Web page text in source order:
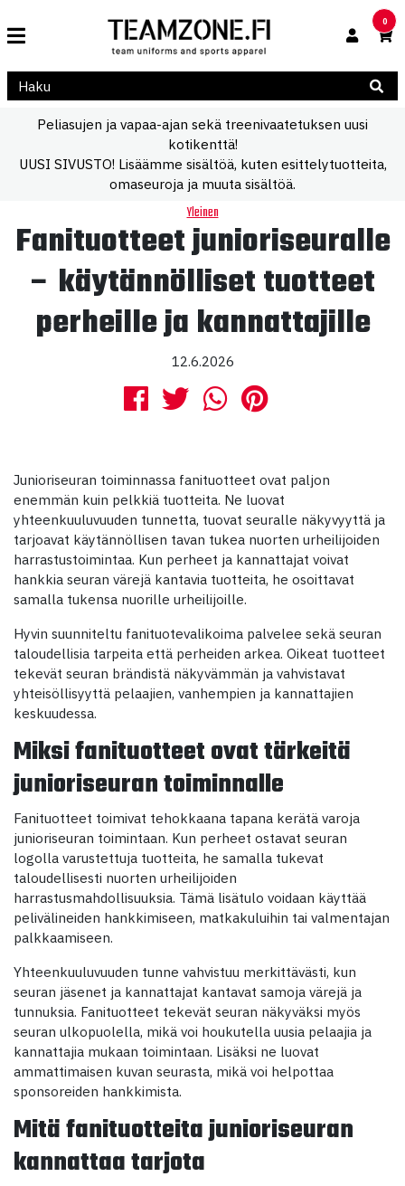
0
Peliasujen ja vapaa-ajan sekä treenivaatetuksen uusi
kotikenttä!
UUSI SIVUSTO! Lisäämme sisältöä, kuten esittelytuotteita,
omaseuroja ja muuta sisältöä.
Yleinen
Fanituotteet junioriseuralle
– käytännölliset tuotteet
perheille ja kannattajille
12.6.2026
Junioriseuran toiminnassa fanituotteet ovat paljon
enemmän kuin pelkkiä tuotteita. Ne luovat
yhteenkuuluvuuden tunnetta, tuovat seuralle näkyvyyttä ja
tarjoavat käytännöllisen tavan tukea nuorten urheilijoiden
harrastustoimintaa. Kun perheet ja kannattajat voivat
hankkia seuran värejä kantavia tuotteita, he osoittavat
samalla tukensa nuorille urheilijoille.
Hyvin suunniteltu fanituotevalikoima palvelee sekä seuran
taloudellisia tarpeita että perheiden arkea. Oikeat tuotteet
tekevät seuran brändistä näkyvämmän ja vahvistavat
yhteisöllisyyttä pelaajien, vanhempien ja kannattajien
keskuudessa.
Miksi fanituotteet ovat tärkeitä
junioriseuran toiminnalle
Fanituotteet toimivat tehokkaana tapana kerätä varoja
junioriseuran toimintaan. Kun perheet ostavat seuran
logolla varustettuja tuotteita, he samalla tukevat
taloudellisesti nuorten urheilijoiden
harrastusmahdollisuuksia. Tämä lisätulo voidaan käyttää
pelivälineiden hankkimiseen, matkakuluihin tai valmentajan
palkkaamiseen.
Yhteenkuuluvuuden tunne vahvistuu merkittävästi, kun
seuran jäsenet ja kannattajat kantavat samoja värejä ja
tunnuksia. Fanituotteet tekevät seuran näkyväksi myös
seuran ulkopuolella, mikä voi houkutella uusia pelaajia ja
kannattajia mukaan toimintaan. Lisäksi ne luovat
ammattimaisen kuvan seurasta, mikä voi helpottaa
sponsoreiden hankkimista.
Mitä fanituotteita junioriseuran
kannattaa tarjota